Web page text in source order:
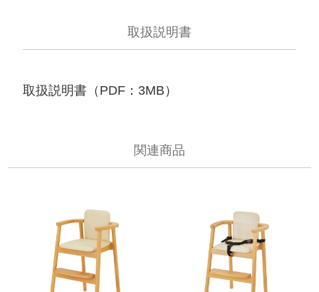
取扱説明書
取扱説明書（PDF：3MB）
関連商品